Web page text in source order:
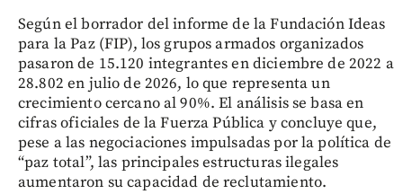
Según el borrador del informe de la Fundación Ideas
para la Paz (FIP), los grupos armados organizados
pasaron de 15.120 integrantes en diciembre de 2022 a
28.802 en julio de 2026, lo que representa un
crecimiento cercano al 90%. El análisis se basa en
cifras oficiales de la Fuerza Pública y concluye que,
pese a las negociaciones impulsadas por la política de
“paz total”, las principales estructuras ilegales
aumentaron su capacidad de reclutamiento.